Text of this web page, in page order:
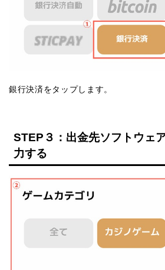
銀行決済をタップします。
STEP３：出金先ソフトウェ
力する